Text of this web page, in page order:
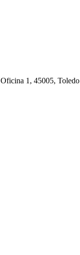
1, 45005, Toledo